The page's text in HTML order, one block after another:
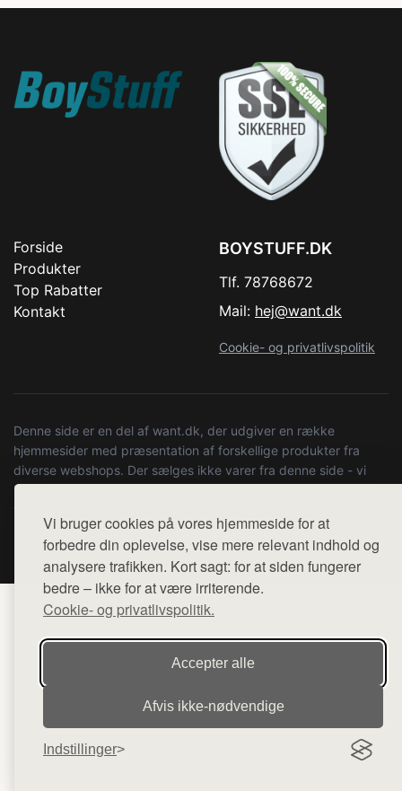
Vi bruger cookies på vores hjemmeside for at
forbedre din oplevelse, vise mere relevant indhold og
analysere trafikken. Kort sagt: for at siden fungerer
bedre – ikke for at være irriterende.
Cookie- og privatlivspolitik.
Accepter alle
Afvis ikke‑nødvendige
Indstillinger
Forside
Produkter
Top Rabatter
Kontakt
BOYSTUFF.DK
Tlf. 78768672
Mail: hej@want.dk
Cookie- og privatlivspolitik
Denne side er en del af want.dk, der udgiver en række
hjemmesider med præsentation af forskellige produkter fra
diverse webshops. Der sælges ikke varer fra denne side - vi
henviser til de shops, som sælger varen. Vi har heller ikke
varerne på lager.
© 2026 boystuff.dk. Alle rettigheder forbeholdes.